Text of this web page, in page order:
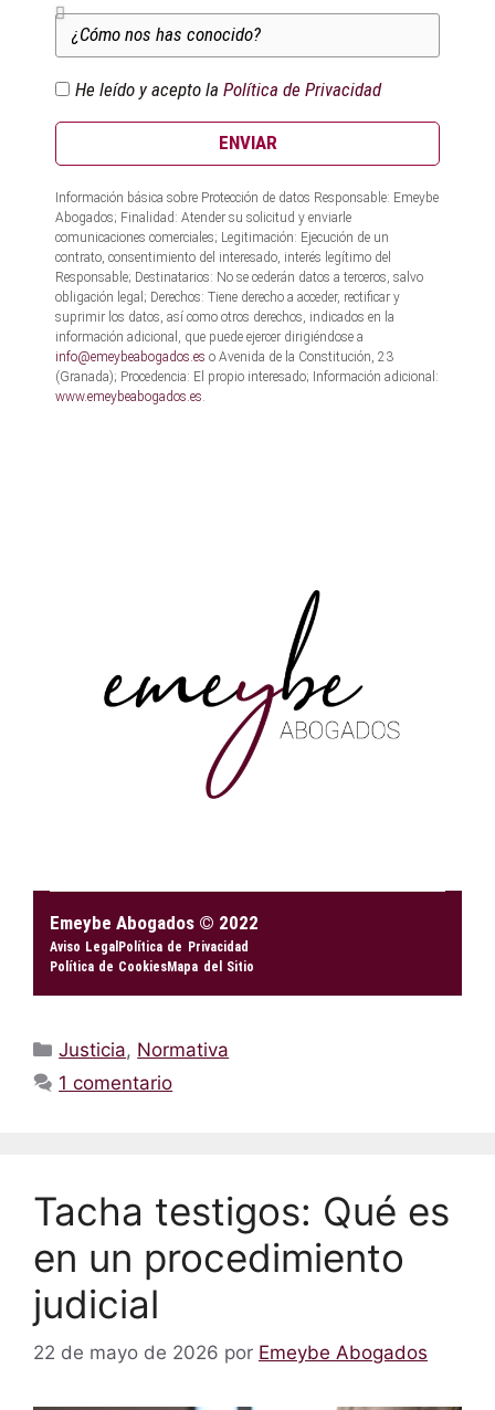
He leído y acepto la Política de Privacidad
ENVIAR
Información básica sobre Protección de datos Responsable: Emeybe
Abogados; Finalidad: Atender su solicitud y enviarle
comunicaciones comerciales; Legitimación: Ejecución de un
contrato, consentimiento del interesado, interés legítimo del
Responsable; Destinatarios: No se cederán datos a terceros, salvo
obligación legal; Derechos: Tiene derecho a acceder, rectificar y
suprimir los datos, así como otros derechos, indicados en la
información adicional, que puede ejercer dirigiéndose a
info@emeybeabogados.es o Avenida de la Constitución, 23
(Granada); Procedencia: El propio interesado; Información adicional:
www.emeybeabogados.es.
Emeybe Abogados © 2022
Aviso Legal Política de Privacidad
Política de CookiesMapa del Sitio
Justicia, Normativa
1 comentario
Tacha testigos: Qué es
en un procedimiento
judicial
22 de mayo de 2026 por Emeybe Abogados